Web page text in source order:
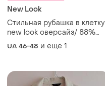
New Look
Стильная рубашка в клетку
new look оверсайз/ 88%
хлопок, 12% вискоза/
размеры 46-52
UA 46-48 и еще 1